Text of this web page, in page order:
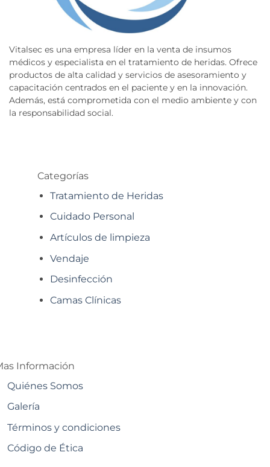
Vitalsec es una empresa líder en la venta de insumos
médicos y especialista en el tratamiento de heridas. Ofrece
productos de alta calidad y servicios de asesoramiento y
capacitación centrados en el paciente y en la innovación.
Además, está comprometida con el medio ambiente y con
la responsabilidad social.
Categorías
Tratamiento de Heridas
Cuidado Personal
Artículos de limpieza
Vendaje
Desinfección
Camas Clínicas
Información
Quiénes Somos
Galería
Términos y condiciones
Código de Ética